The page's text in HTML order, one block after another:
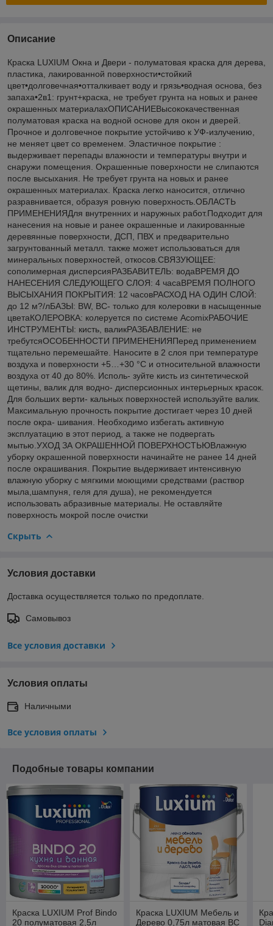
Описание
Краска LUXIUM Окна и Двери - полуматовая краска для дерева,
пластика, лакированной поверхности•стойкий
цвет•долговечная•отталкивает воду и грязь•водная основа, без
запаха•2в1: грунт+краска, не требует грунта на новых и ранее
окрашенных материалахОПИСАНИЕВысококачественная
полуматовая краска на водной основе для окон и дверей.
Прочное и долговечное покрытие устойчиво к УФ-излучению,
не меняет цвет со временем. Эластичное покрытие :
выдерживает перепады влажности и температуры внутри и
снаружи помещения. Окрашенные поверхности не слипаются
после высыхания. Не требует грунта на новых и ранее
окрашенных материалах. Краска легко наносится, отлично
разравнивается, образуя ровную поверхность.ОБЛАСТЬ
ПРИМЕНЕНИЯДля внутренних и наружных работ.Подходит для
нанесения на новые и ранее окрашенные и лакированные
деревянные поверхности, ДСП, ПВХ и предварительно
загрунтованный металл. также может использоваться для
минеральных поверхностей, откосов.СВЯЗУЮЩЕЕ:
сополимерная дисперсияРАЗБАВИТЕЛЬ: водаВРЕМЯ ДО
НАНЕСЕНИЯ СЛЕДУЮЩЕГО СЛОЯ: 4 часаВРЕМЯ ПОЛНОГО
ВЫСЫХАНИЯ ПОКРЫТИЯ: 12 часовРАСХОД НА ОДИН СЛОЙ:
до 12 м?/лБАЗЫ: BW, BC- только для колеровки в насыщенные
цветаКОЛЕРОВКА: колеруется по системе AcomixРАБОЧИЕ
ИНСТРУМЕНТЫ: кисть, валикРАЗБАВЛЕНИЕ: не
требутсяОСОБЕННОСТИ ПРИМЕНЕНИЯПеред применением
тщательно перемешайте. Наносите в 2 слоя при температуре
воздуха и поверхности +5…+30 °С и относительной влажности
воздуха от 40 до 80%. Исполь- зуйте кисть из синтетической
щетины, валик для водно- дисперсионных интерьерных красок.
Для больших верти- кальных поверхностей используйте валик.
Максимальную прочность покрытие достигает через 10 дней
после окра- шивания. Необходимо избегать активную
эксплуатацию в этот период, а также не подвергать
мытью.УХОД ЗА ОКРАШЕННОЙ ПОВЕРХНОСТЬЮВлажную
уборку окрашенной поверхности начинайте не ранее 14 дней
после окрашивания. Покрытие выдерживает интенсивную
влажную уборку с мягкими моющими средствами (раствор
мыла,шампуня, геля для душа), не рекомендуется
использовать абразивные материалы. Не оставляйте
поверхность мокрой после очистки
Скрыть
Условия доставки
Доставка осуществляется только по предоплате.
Самовывоз
Все условия доставки
Условия оплаты
Наличными
Все условия оплаты
Подобные товары компании
Краска LUXIUM Prof Bindo
20 полуматовая 2,5л
Краска LUXIUM Мебель и
Дерево 0,75л матовая BC